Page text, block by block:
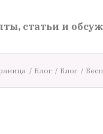
статьи и
/ Блог / Блог /